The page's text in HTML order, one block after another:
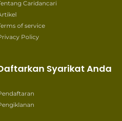
Caridancari
of service
Policy
Syarikat Anda